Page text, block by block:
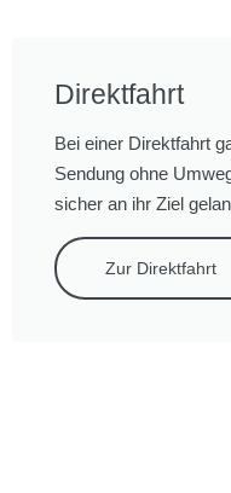
Direktfahrt
Bei einer Direktfahrt
Sendung ohne
sicher an ihr Ziel
Zur Direktfahrt